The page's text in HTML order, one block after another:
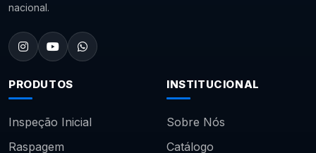
nacional.
PRODUTOS
Inspeção Inicial
Raspagem
INSTITUCIONAL
Sobre Nós
Catálogo